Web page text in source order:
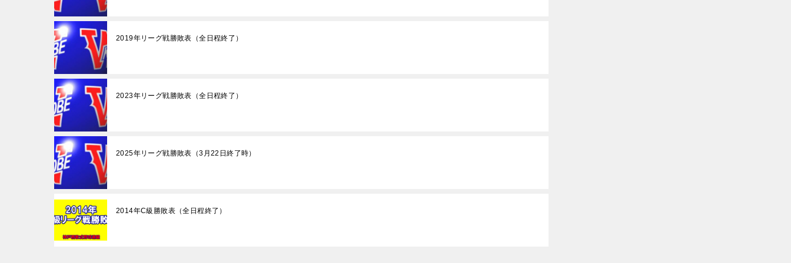
2019年リーグ戦勝敗表（全日程終了）
2023年リーグ戦勝敗表（全日程終了）
2025年リーグ戦勝敗表（3月22日終了時）
2014年C級勝敗表（全日程終了）